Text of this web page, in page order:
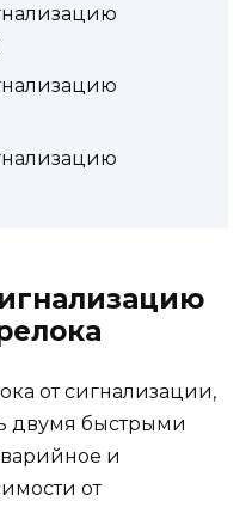
от сигнализации,
двумя быстрыми
и
от